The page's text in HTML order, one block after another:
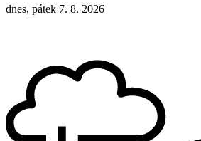
dnes, pátek 7. 8. 2026